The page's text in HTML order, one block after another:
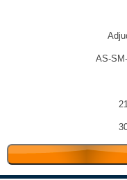
AS-